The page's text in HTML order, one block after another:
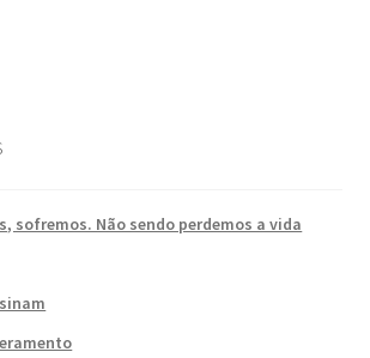
sofremos. Não sendo perdemos a vida